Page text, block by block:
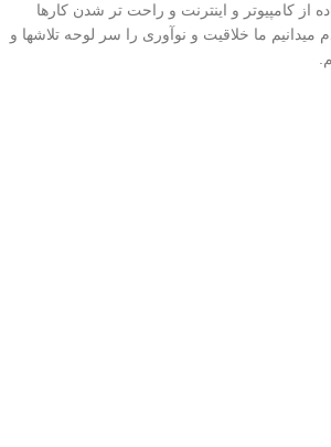
کامپیوتر و اینترنت و راحت تر شدن کارها
ما خلاقیت و نوآوری را سر لوحه تلاشها و